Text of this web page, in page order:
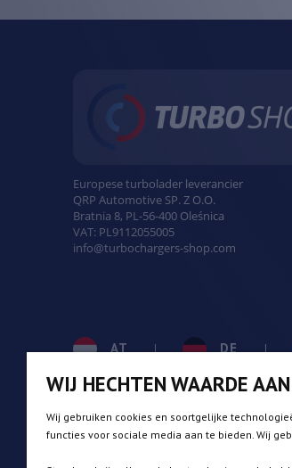
Europese turbolader leverancier
QRP Automotive SP. Z O.O.
Bratnia 8, PL-56-400 Oleśnica
VAT: PL9112055005
info@turbochargers-shop.com
AT DE
WIJ HECHTEN WAARDE
Wij gebruiken cookies en soortgelijke
functies voor sociale media aan te bieden. Wij